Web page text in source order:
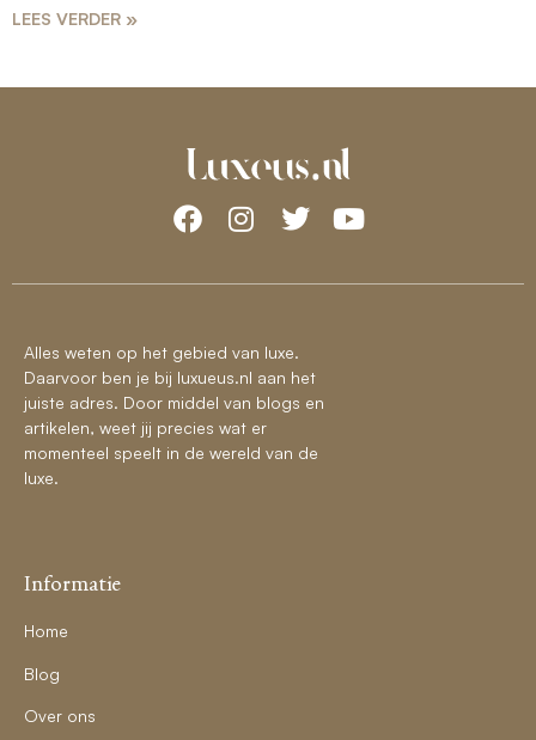
LEES VERDER »
Alles weten op het gebied van luxe.
Daarvoor ben je bij luxueus.nl aan het
juiste adres. Door middel van blogs en
artikelen, weet jij precies wat er
momenteel speelt in de wereld van de
luxe.
Informatie
Home
Blog
Over ons